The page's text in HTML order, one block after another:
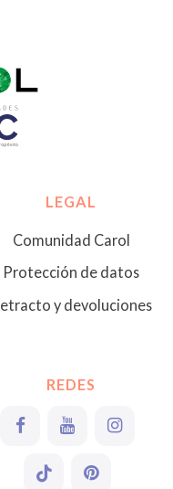
LEGAL
Comunidad Carol
Protección de datos
y devoluciones
REDES